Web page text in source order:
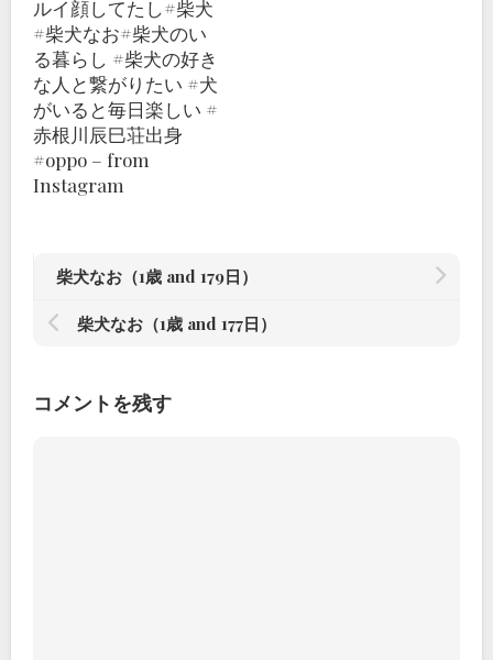
ルイ顔してたし#柴犬
#柴犬なお#柴犬のい
る暮らし #柴犬の好き
な人と繋がりたい #犬
がいると毎日楽しい #
赤根川辰巳荘出身
#oppo – from
Instagram
柴犬なお（1歳 and 179日）
柴犬なお（1歳 and 177日）
コメントを残す